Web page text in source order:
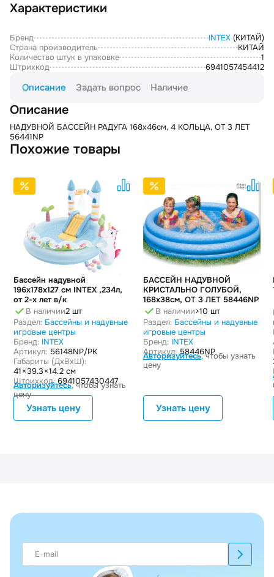
Характеристики
Бренд INTEX (КИТАЙ)
Страна производитель
КИТАЙ
Количество штук в упаковке
1
Штрихкод
6941057454412
Описание Задать вопрос Наличие
Описание
НАДУВНОЙ БАССЕЙН РАДУГА 168х46см, 4 КОЛЬЦА, ОТ 3 ЛЕТ
56441NP
Похожие товары
Бассейн надувной
196х178х127 см INTEX ,234л,
от 2-х лет в/к
В наличии2 шт
Раздел: Бассейны и надувные
игровые центры
Бренд: INTEX
Артикул: 56148NP/РК
Габариты (ДxВxШ):
41 × 39.3 × 14.2 см
Штрихкод: 6941057430447
Авторизуйтесь, чтобы узнать
цену
Узнать цену
БАССЕЙН НАДУВНОЙ
КРИСТАЛЬНО ГОЛУБОЙ,
168х38см, ОТ 3 ЛЕТ 58446NP
В наличии>10 шт
Раздел: Бассейны и надувные
игровые центры
Бренд: INTEX
Артикул: 58446NP
Авторизуйтесь, чтобы узнать
цену
Узнать цену